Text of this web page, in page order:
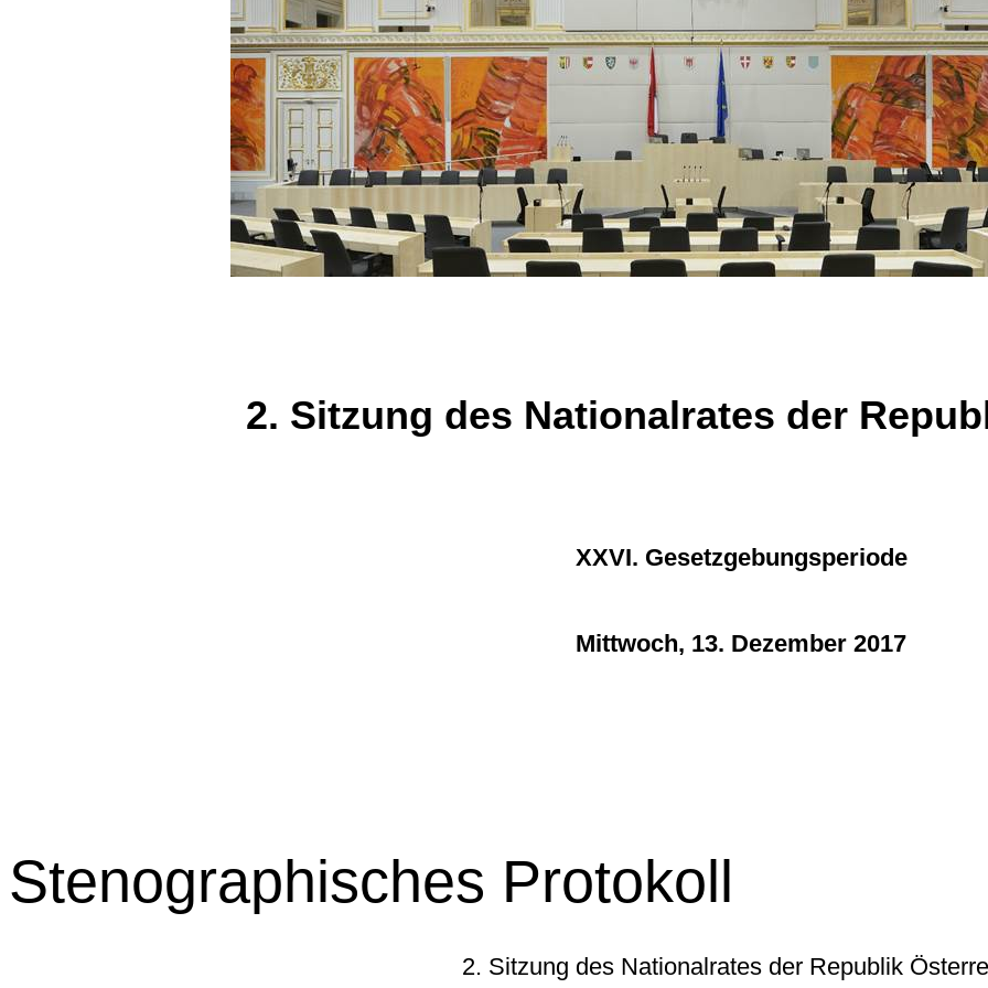
2. Sitzung des Nationalrates der
XXVI. Gesetzgebungsperiode
Mittwoch, 13. Dezember 2017
Stenographisches Protokoll
2. Sitzung des Nationalrates der Republik